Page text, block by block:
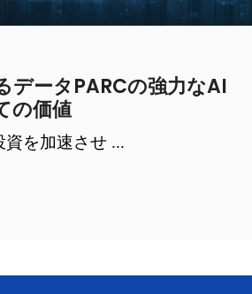
データPARCの強力なAI
の価値
を加速させ ...